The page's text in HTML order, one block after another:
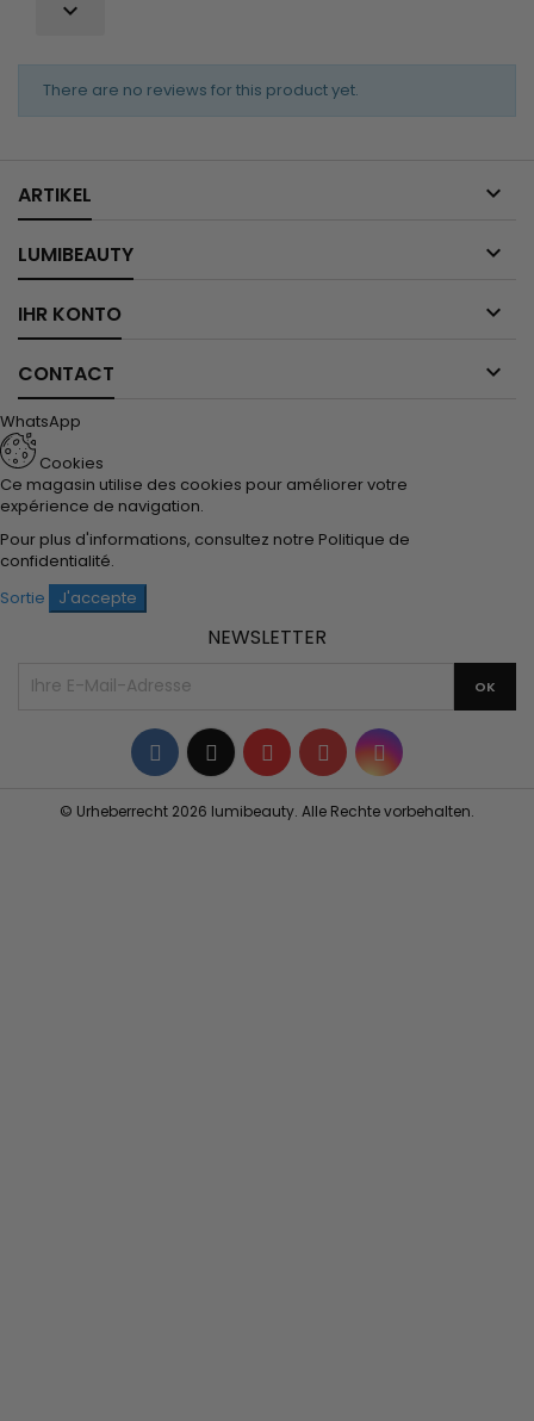

There are no reviews for this product yet.
ARTIKEL 
LUMIBEAUTY 
IHR KONTO 
CONTACT 
WhatsApp
Cookies
Ce magasin utilise des cookies pour améliorer votre
expérience de navigation.
Pour plus d'informations, consultez notre Politique de
confidentialité.
Sortie
J'accepte
NEWSLETTER
Facebook
TwitterYouTubePinterestInstagram
© Urheberrecht 2026 lumibeauty. Alle Rechte vorbehalten.